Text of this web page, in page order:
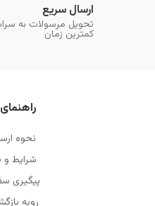
ارسال سریع
تحویل مرسولات به
کمترین زمان
نحوه
شرایط و
پیگیری
رویه